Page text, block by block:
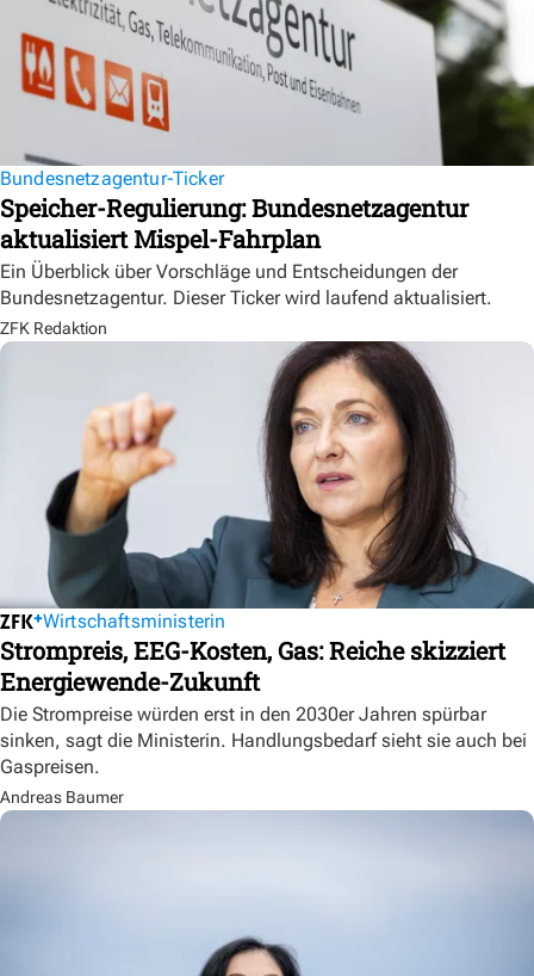
Bundesnetzagentur-Ticker
Speicher-Regulierung: Bundesnetzagentur
aktualisiert Mispel-Fahrplan
Ein Überblick über Vorschläge und Entscheidungen der
Bundesnetzagentur. Dieser Ticker wird laufend aktualisiert.
ZFK Redaktion
Wirtschaftsministerin
Strompreis, EEG-Kosten, Gas: Reiche skizziert
Energiewende-Zukunft
Die Strompreise würden erst in den 2030er Jahren spürbar
sinken, sagt die Ministerin. Handlungsbedarf sieht sie auch bei
Gaspreisen.
Andreas Baumer